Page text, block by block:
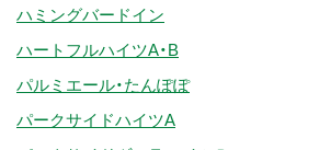
ハミングバードイン
ハートフルハイツA・B
パルミエール・たんぽぽ
パークサイドハイツA